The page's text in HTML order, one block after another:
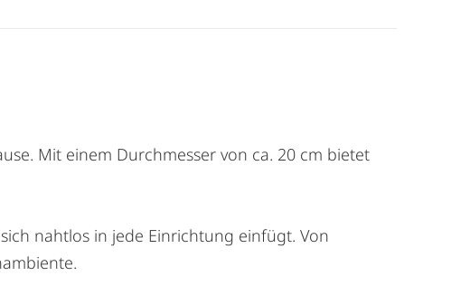
Mit einem Durchmesser von ca. 20 cm bietet
nahtlos in jede Einrichtung einfügt. Von